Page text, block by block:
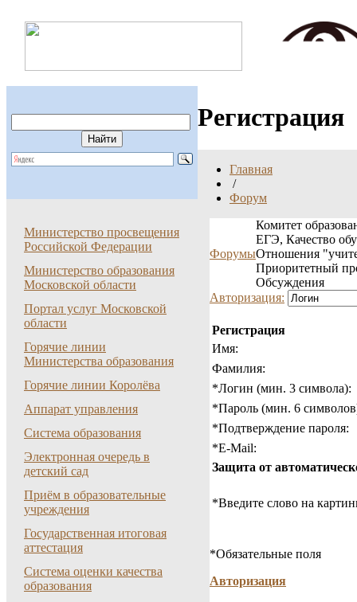
Регистрация
Главная
/
Форум
Министерство просвещения
Российской Федерации
Министерство образования
Московской области
Портал услуг Московской
области
Горячие линии
Министерства образования
Горячие линии Королёва
Аппарат управления
Система образования
Электронная очередь в
детский сад
Приём в образовательные
учреждения
Государственная итоговая
аттестация
Система оценки качества
образования
Форумы
Комитет
ЕГЭ, Качество
Отношения
Приоритетный
Обсуждения
Авторизация:
Регистрация
Имя:
Фамилия:
*Логин (мин. 3 символа):
*Пароль (мин. 6
*Подтверждение пароля:
*E-Mail:
Защита от
*Введите слово на
*Обязательные поля
Авторизация